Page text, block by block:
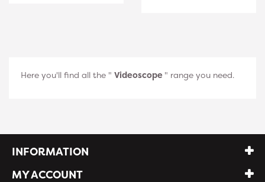
Here you'll find all the " Videoscope " range you need.
INFORMATION
MY ACCOUNT